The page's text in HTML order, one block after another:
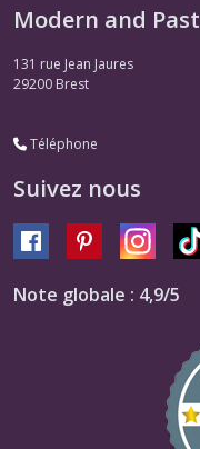
Modern and Past
131 rue Jean Jaures
29200 Brest
Téléphone
Suivez nous
Note globale : 4,9/5